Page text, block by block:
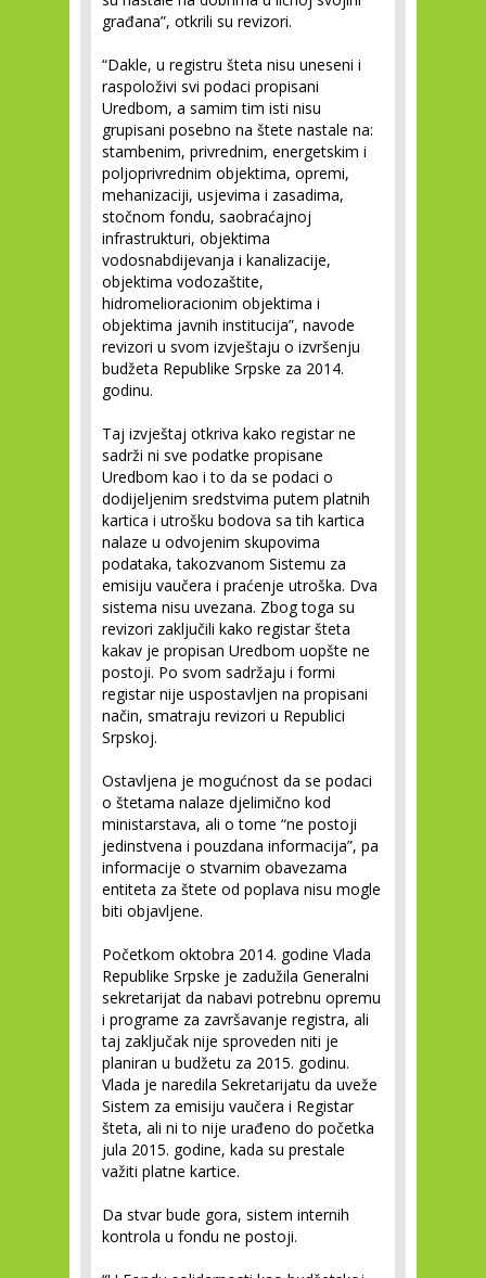
građana”, otkrili su revizori.
“Dakle, u registru šteta nisu uneseni i
raspoloživi svi podaci propisani
Uredbom, a samim tim isti nisu
grupisani posebno na štete nastale na:
stambenim, privrednim, energetskim i
poljoprivrednim objektima, opremi,
mehanizaciji, usjevima i zasadima,
stočnom fondu, saobraćajnoj
infrastrukturi, objektima
vodosnabdijevanja i kanalizacije,
objektima vodozaštite,
hidromelioracionim objektima i
objektima javnih institucija”, navode
revizori u svom izvještaju o izvršenju
budžeta Republike Srpske za 2014.
godinu.
Taj izvještaj otkriva kako registar ne
sadrži ni sve podatke propisane
Uredbom kao i to da se podaci o
dodijeljenim sredstvima putem platnih
kartica i utrošku bodova sa tih kartica
nalaze u odvojenim skupovima
podataka, takozvanom Sistemu za
emisiju vaučera i praćenje utroška. Dva
sistema nisu uvezana. Zbog toga su
revizori zaključili kako registar šteta
kakav je propisan Uredbom uopšte ne
postoji. Po svom sadržaju i formi
registar nije uspostavljen na propisani
način, smatraju revizori u Republici
Srpskoj.
Ostavljena je mogućnost da se podaci
o štetama nalaze djelimično kod
ministarstava, ali o tome “ne postoji
jedinstvena i pouzdana informacija”, pa
informacije o stvarnim obavezama
entiteta za štete od poplava nisu mogle
biti objavljene.
Početkom oktobra 2014. godine Vlada
Republike Srpske je zadužila Generalni
sekretarijat da nabavi potrebnu opremu
i programe za završavanje registra, ali
taj zaključak nije sproveden niti je
planiran u budžetu za 2015. godinu.
Vlada je naredila Sekretarijatu da uveže
Sistem za emisiju vaučera i Registar
šteta, ali ni to nije urađeno do početka
jula 2015. godine, kada su prestale
važiti platne kartice.
Da stvar bude gora, sistem internih
kontrola u fondu ne postoji.